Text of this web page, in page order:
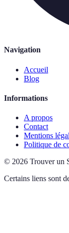
Navigation
Accueil
Blog
Informations
A propos
Contact
Mentions
Politique de
© 2026 Trouver un
Certains liens sont